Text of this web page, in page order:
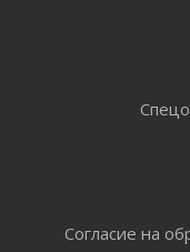
Согласие на